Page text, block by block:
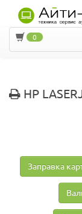
0
HP
Заправка